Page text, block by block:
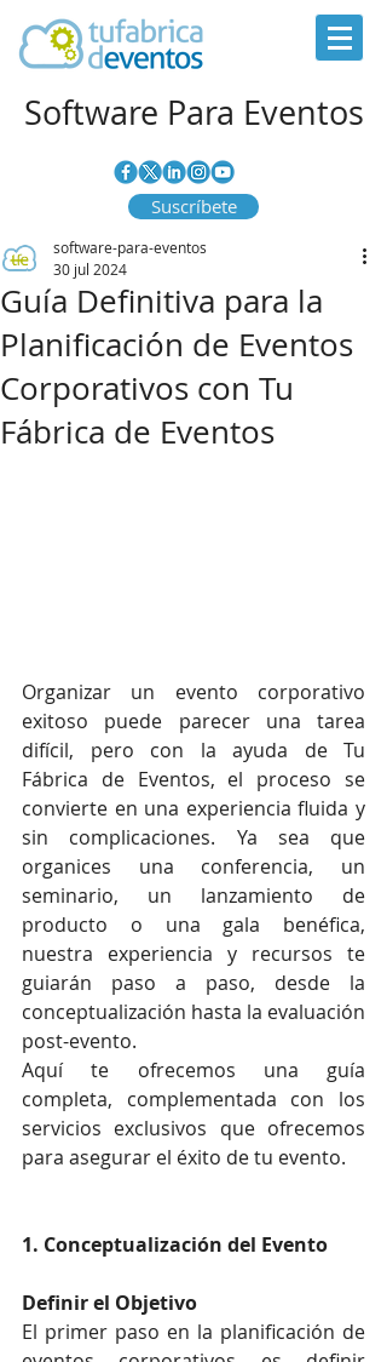
Software Para Eventos
Suscríbete
Guía Definitiva para la
Planificación de Eventos
Corporativos con Tu
Fábrica de Eventos
software-para-eventos
30 jul 2024
Organizar un evento corporativo
exitoso puede parecer una tarea
difícil, pero con la ayuda de Tu
Fábrica de Eventos, el proceso se
convierte en una experiencia fluida y
sin complicaciones. Ya sea que
organices una conferencia, un
seminario, un lanzamiento de
producto o una gala benéfica,
nuestra experiencia y recursos te
guiarán paso a paso, desde la
conceptualización hasta la evaluación
post-evento.
Aquí te ofrecemos una guía
completa, complementada con los
servicios exclusivos que ofrecemos
para asegurar el éxito de tu evento.
1. Conceptualización del Evento
Definir el Objetivo
El primer paso en la planificación de